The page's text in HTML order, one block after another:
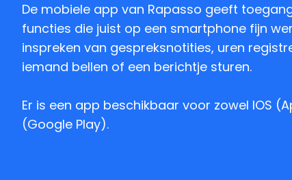
De mobiele app van Rapasso geeft
functies die juist op een smartphone fijn
inspreken van gespreksnotities, uren
iemand bellen of een berichtje sturen.
Er is een app beschikbaar voor zowel IOS
(Google Play).